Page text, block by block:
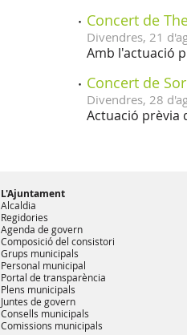
Concert de
Divendres, 21 d'
Amb l'actuació
Concert de
Divendres, 28 d'
Actuació prèvia
L'Ajuntament
Alcaldia
Regidories
Agenda de govern
Composició del consistori
Grups municipals
Personal municipal
Portal de transparència
Plens municipals
Juntes de govern
Consells municipals
Comissions municipals